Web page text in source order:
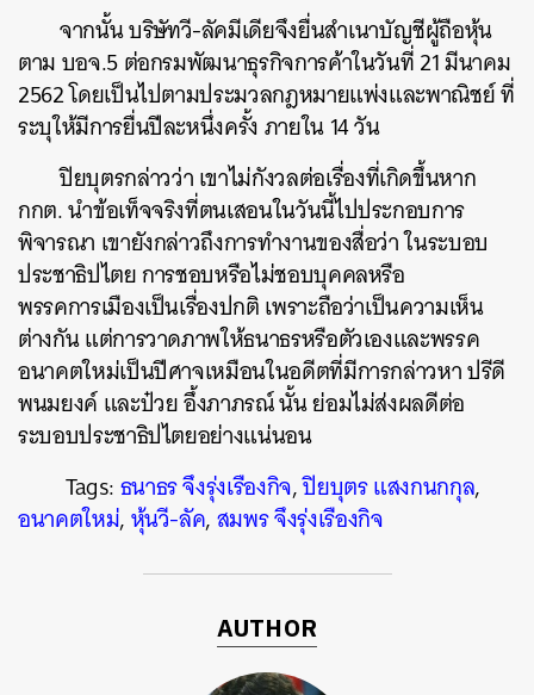
จากนั้น บริษัทวี-ลัคมีเดียจึงยื่นสำเนาบัญชีผู้ถือหุ้น
ตาม บอจ.5 ต่อกรมพัฒนาธุรกิจการค้าในวันที่ 21 มีนาคม
2562 โดยเป็นไปตามประมวลกฎหมายแพ่งและพาณิชย์ ที่
ระบุให้มีการยื่นปีละหนึ่งครั้ง ภายใน 14 วัน
ปิยบุตรกล่าวว่า เขาไม่กังวลต่อเรื่องที่เกิดขึ้นหาก
กกต. นำข้อเท็จจริงที่ตนเสอนในวันนี้ไปประกอบการ
พิจารณา เขายังกล่าวถึงการทำงานของสื่อว่า ในระบอบ
ประชาธิปไตย การชอบหรือไม่ชอบบุคคลหรือ
พรรคการเมืองเป็นเรื่องปกติ เพราะถือว่าเป็นความเห็น
ต่างกัน แต่การวาดภาพให้ธนาธรหรือตัวเองและพรรค
อนาคตใหม่เป็นปีศาจเหมือนในอดีตที่มีการกล่าวหา ปรีดี
พนมยงค์ และป๋วย อึ้งภาภรณ์ นั้น ย่อมไม่ส่งผลดีต่อ
ระบอบประชาธิปไตยอย่างแน่นอน
Tags:ธนาธร จึงรุ่งเรืองกิจ,ปิยบุตร แสงกนกกุล,
อนาคตใหม่,หุ้นวี-ลัค,สมพร จึงรุ่งเรืองกิจ
AUTHOR